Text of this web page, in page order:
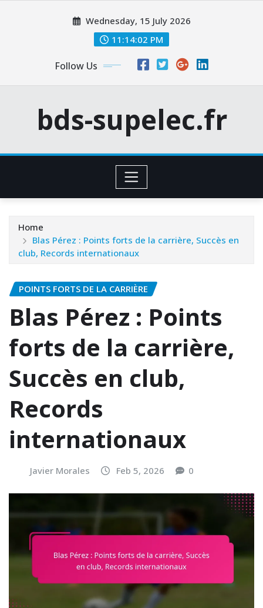
Wednesday, 15 July 2026
11:14:03 PM
Follow Us
bds-supelec.fr
Home
Blas Pérez : Points forts de la carrière, Succès en
club, Records internationaux
POINTS FORTS DE LA CARRIÈRE
Blas Pérez : Points
forts de la carrière,
Succès en club,
Records
internationaux
Javier Morales Feb 5, 2026 0